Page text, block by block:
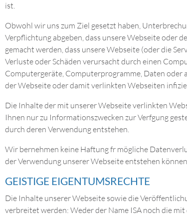
ist.
Obwohl wir uns zum Ziel gesetzt haben,
Verpflichtung abgeben, dass unsere Webseite oder
gemacht werden, dass unsere Webseite (oder die
Verluste oder Schäden verursacht durch einen
Computergeräte, Computerprogramme, Daten
der Webseite oder damit verlinkten Webseiten
Die Inhalte der mit unserer Webseite verlinkten
Ihnen nur zu Informationszwecken zur Verfgung
durch deren Verwendung entstehen.
Wir bernehmen keine Haftung fr mögliche
der Verwendung unserer Webseite entstehen
GEISTIGE EIGENTUMSRECHTE
Die Inhalte unserer Webseite sowie die
verbreitet werden: Weder der Name ISA noch die